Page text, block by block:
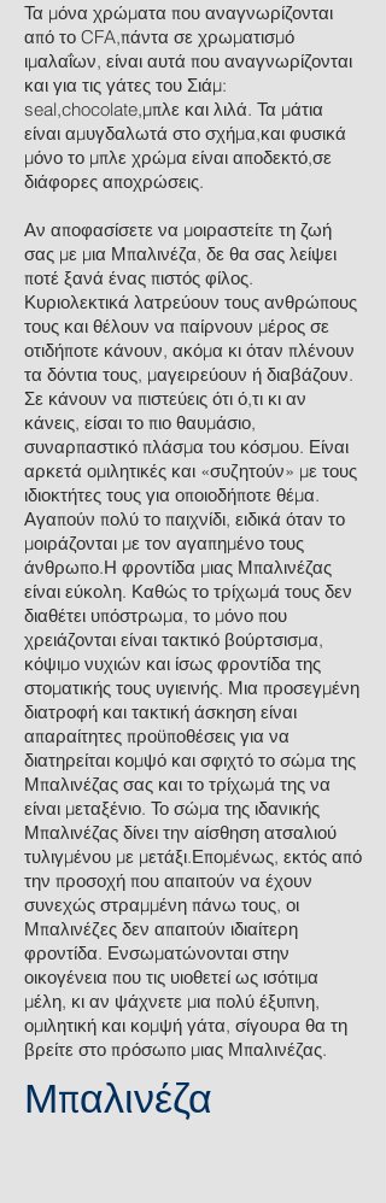
Τα μόνα χρώματα που αναγνωρίζονται
από το CFA,πάντα σε χρωματισμό
ιμαλαΐων, είναι αυτά που αναγνωρίζονται
και για τις γάτες του Σιάμ:
seal,chocolate,μπλε και λιλά. Τα μάτια
είναι αμυγδαλωτά στο σχήμα,και φυσικά
μόνο το μπλε χρώμα είναι αποδεκτό,σε
διάφορες αποχρώσεις.
Αν αποφασίσετε να μοιραστείτε τη ζωή
σας με μια Μπαλινέζα, δε θα σας λείψει
ποτέ ξανά ένας πιστός φίλος.
Κυριολεκτικά λατρεύουν τους ανθρώπους
τους και θέλουν να παίρνουν μέρος σε
οτιδήποτε κάνουν, ακόμα κι όταν πλένουν
τα δόντια τους, μαγειρεύουν ή διαβάζουν.
Σε κάνουν να πιστεύεις ότι ό,τι κι αν
κάνεις, είσαι το πιο θαυμάσιο,
συναρπαστικό πλάσμα του κόσμου. Είναι
αρκετά ομιλητικές και «συζητούν» με τους
ιδιοκτήτες τους για οποιοδήποτε θέμα.
Αγαπούν πολύ το παιχνίδι, ειδικά όταν το
μοιράζονται με τον αγαπημένο τους
άνθρωπο.Η φροντίδα μιας Μπαλινέζας
είναι εύκολη. Καθώς το τρίχωμά τους δεν
διαθέτει υπόστρωμα, το μόνο που
χρειάζονται είναι τακτικό βούρτσισμα,
κόψιμο νυχιών και ίσως φροντίδα της
στοματικής τους υγιεινής. Μια προσεγμένη
διατροφή και τακτική άσκηση είναι
απαραίτητες προϋποθέσεις για να
διατηρείται κομψό και σφιχτό το σώμα της
Μπαλινέζας σας και το τρίχωμά της να
είναι μεταξένιο. Το σώμα της ιδανικής
Μπαλινέζας δίνει την αίσθηση ατσαλιού
τυλιγμένου με μετάξι.Επομένως, εκτός από
την προσοχή που απαιτούν να έχουν
συνεχώς στραμμένη πάνω τους, οι
Μπαλινέζες δεν απαιτούν ιδιαίτερη
φροντίδα. Ενσωματώνονται στην
οικογένεια που τις υιοθετεί ως ισότιμα
μέλη, κι αν ψάχνετε μια πολύ έξυπνη,
ομιλητική και κομψή γάτα, σίγουρα θα τη
βρείτε στο πρόσωπο μιας Μπαλινέζας.
Μπαλινέζα